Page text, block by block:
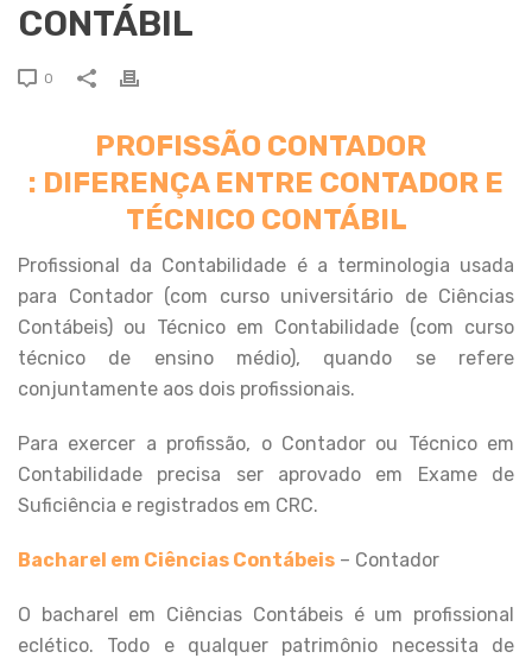
CONTÁBIL
0
PROFISSÃO CONTADOR
: DIFERENÇA ENTRE CONTADOR E
TÉCNICO CONTÁBIL
Profissional da Contabilidade é a terminologia usada
para Contador (com curso universitário de Ciências
Contábeis) ou Técnico em Contabilidade (com curso
técnico de ensino médio), quando se refere
conjuntamente aos dois profissionais.
Para exercer a profissão, o Contador ou Técnico em
Contabilidade precisa ser aprovado em Exame de
Suficiência e registrados em CRC.
Bacharel em Ciências Contábeis – Contador
O bacharel em Ciências Contábeis é um profissional
eclético. Todo e qualquer patrimônio necessita de